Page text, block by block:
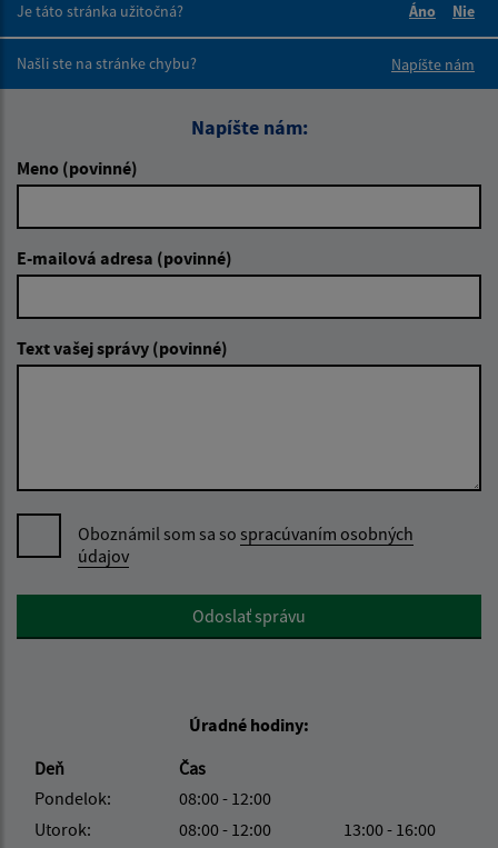
Je táto stránka užitočná?
Áno
Nie
Našli ste na stránke chybu?
Napíšte nám
Napíšte nám:
Meno (povinné)
E-mailová adresa (povinné)
Text vašej správy (povinné)
Oboznámil som sa so spracúvaním osobných
údajov
Google reCaptcha ResponseOdoslať správu
Úradné hodiny:
Deň
Čas
Pondelok:
08:00 - 12:00
Utorok:
08:00 - 12:00
13:00 - 16:00